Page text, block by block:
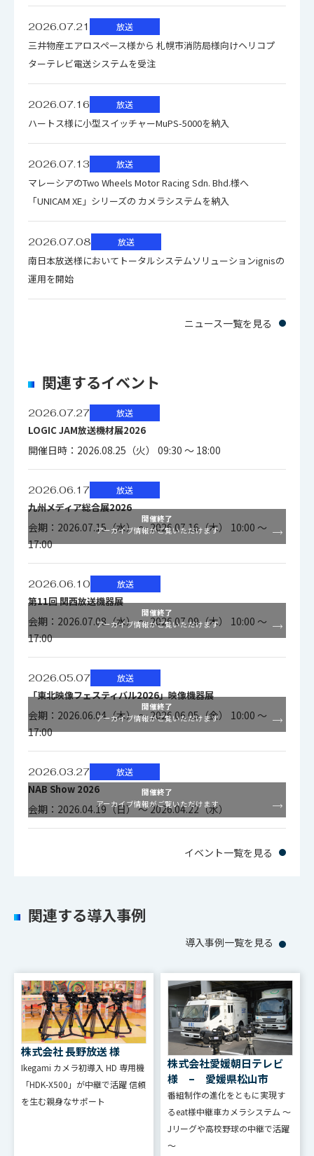
SDR
AC100-120V/AC200-240V
消費電力(最大) AC:66W
温度/湿度
動作：0℃～＋40℃/20%～
保存：-20℃～＋60℃/5%～
85%（非結露）
（W×H×D mm)
ビデオ入出力
3G/HD/SD-SDI：2入力、2出
VBS：1入力、1出力（ループ
スルー）
HDMI：1入力
表示
ルメータ(8ch)
音声
入力 アナログオーディオ
エンベデッドオー
ディオ出力
5.1ch ダウンミック
ス出力
標準
調整の実施方法: お客様のご都合に合わせた調整方法をご提
案することが可能です。
1．池上エンジニアによるキャリブレー
ション実施
モニタ引取作業、または作業員派遣にて調整を実施しま
す。弊社出荷検査時と同様の機材を使用します。（作業費
2．お客様ご自身によるキャリブレー
ション実施
とが可能です。PC環境やモニタの対応バージョンは下記を
＊調整用ソフトウェアAWC-100は無償で提供致しておりま
す。お問い合わせください。
2026.07.21 放送
三井物産エアロスペース様から 札幌市消防局様向けヘリコプ
ターテレビ電送システムを受注
2026.07.16 放送
ハートス様に小型スイッチャーMuPS-5000を納入
2026.07.13 放送
マレーシアのTwo Wheels Motor Racing Sdn. Bhd.様へ
「UNICAM XE」シリーズの カメラシステムを納入
2026.07.08 放送
南日本放送様においてトータルシステムソリューションignisの
運用を開始
ニュース一覧を見る
関連するイベント
2026.07.27 放送
LOGIC JAM放送機材展2026
開催日時：2026.08.25（火） 09:30 ～ 18:00
2026.06.17 放送
九州メディア総合展2026
会期：2026.07.15（水） ～ 2026.07.16（木） 10:00 ～
17:00
開催終了
アーカイブ情報がご覧いただけます
2026.06.10 放送
第11回 関西放送機器展
会期：2026.07.08（水） ～ 2026.07.09（木） 10:00 ～
17:00
開催終了
アーカイブ情報がご覧いただけます
2026.05.07 放送
「東北映像フェスティバル2026」映像機器展
会期：2026.06.04（木） ～ 2026.06.05（金） 10:00 ～
17:00
開催終了
アーカイブ情報がご覧いただけます
2026.03.27 放送
NAB Show 2026
会期：2026.04.19（日） ～ 2026.04.22（水）
開催終了
アーカイブ情報がご覧いただけます
イベント一覧を見る
関連する導入事例
導入事例一覧を見る
株式会社 長野放送 様
Ikegami カメラ初導⼊ HD 専⽤機
「HDK-X500」が中継で活躍 信頼
を⽣む親⾝なサポート
株式会社愛媛朝日テレビ
様 – 愛媛県松山市
番組制作の進化をともに実現す
るeat様中継車カメラシステム ～
Jリーグや高校野球の中継で活躍
～